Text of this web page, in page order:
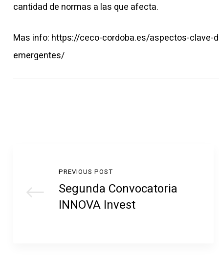
cantidad de normas a las que afecta.
Mas info: https://ceco-cordoba.es/aspectos-clave-
emergentes/
PREVIOUS POST
Segunda Convocatoria
INNOVA Invest